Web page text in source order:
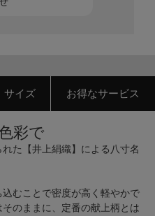
サイズ お得なサービス
彩で
た【井上絹織】による八寸名
むことで密度が高く軽やかで
のままに、定番の献上柄とは